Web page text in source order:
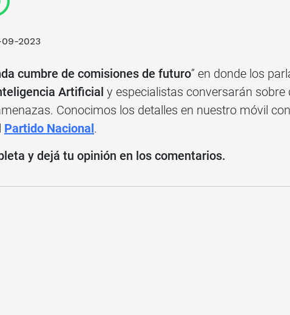
2023
cumbre de comisiones de futuro” en donde los
Artificial y especialistas conversarán sobre
Conocimos los detalles en nuestro móvil con
Partido Nacional.
y dejá tu opinión en los comentarios.